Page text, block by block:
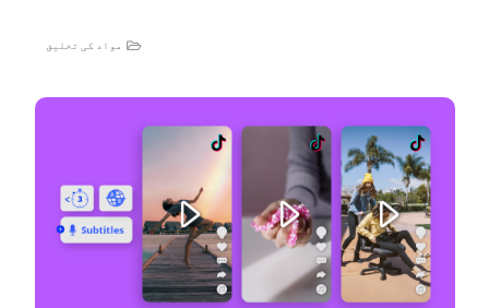
مواد کی تخلیق